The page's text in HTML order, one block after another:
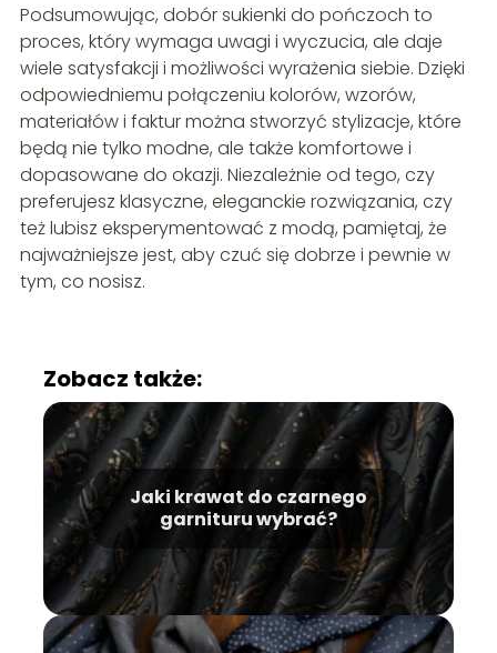
Podsumowując, dobór sukienki do pończoch to
proces, który wymaga uwagi i wyczucia, ale daje
wiele satysfakcji i możliwości wyrażenia siebie. Dzięki
odpowiedniemu połączeniu kolorów, wzorów,
materiałów i faktur można stworzyć stylizacje, które
będą nie tylko modne, ale także komfortowe i
dopasowane do okazji. Niezależnie od tego, czy
preferujesz klasyczne, eleganckie rozwiązania, czy
też lubisz eksperymentować z modą, pamiętaj, że
najważniejsze jest, aby czuć się dobrze i pewnie w
tym, co nosisz.
Zobacz także:
Jaki krawat do czarnego
garnituru wybrać?